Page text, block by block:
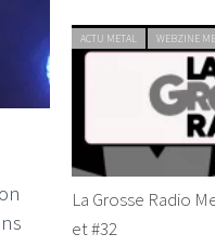
ACTU METAL WEBZINE
La Grosse Radio
et #32